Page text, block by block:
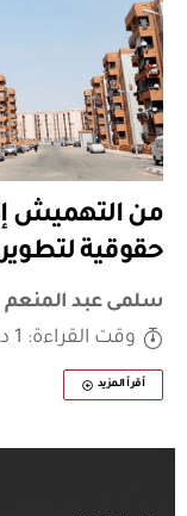
من التهميش
حقوقية
سلمى عبد المنعم
وقت القراءة: 1 دقيقة
أقرأ المزيد